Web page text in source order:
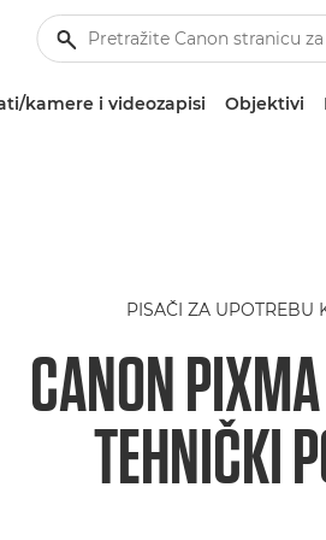
kamere i videozapisi Objektivi
PISAČI ZA UPOTREBU
CANON
TEHNIČKI